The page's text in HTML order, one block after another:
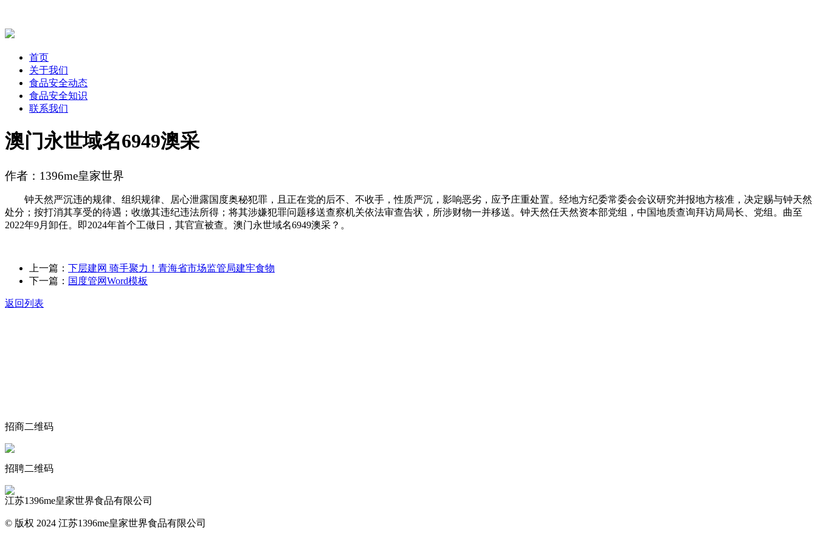
首页
关于我们
食品安全动态
食品安全知识
联系我们
澳门永世域名6949澳采
作者：1396me皇家世界
钟天然严沉违的规律、组织规律、居心泄露国度奥秘犯罪，且正在党的后不、不收手，性质严沉，影响恶劣，应予庄重处置。经地方纪委常委会会议研究并报地方核准，决定赐与钟天然
处分；按打消其享受的待遇；收缴其违纪违法所得；将其涉嫌犯罪问题移送查察机关依法审查告状，所涉财物一并移送。钟天然任天然资本部党组，中国地质查询拜访局局长、党组。曲至
2022年9月卸任。即2024年首个工做日，其官宣被查。澳门永世域名6949澳采？。
上一篇： 下层建网 骑手聚力！青海省市场监管局建牢食物
下一篇： 国度管网Word模板
返回列表
招商二维码
招聘二维码
江苏1396me皇家世界食品有限公司
© 版权 2024 江苏1396me皇家世界食品有限公司